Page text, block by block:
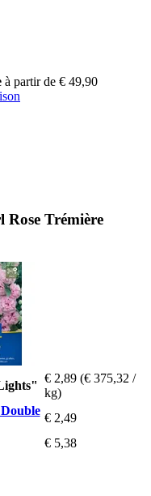
à partir de € 49,90
Rose Trémière
€ 2,89 (€ 375,32 /
kg)
€ 2,49
€ 5,38